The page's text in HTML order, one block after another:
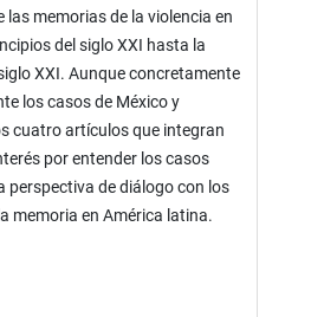
las memorias de la violencia en
del siglo XXI hasta la
XXI. Aunque concretamente
los casos de México y
cuatro artículos que integran
por entender los casos
perspectiva de diálogo con los
memoria en América latina.